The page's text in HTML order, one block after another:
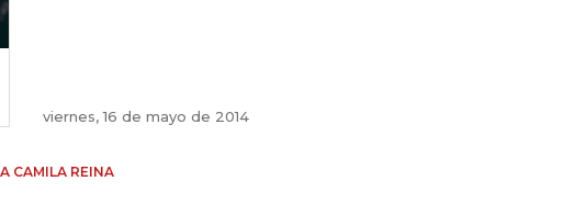
viernes, 16 de mayo de 2014
CAMILA REINA